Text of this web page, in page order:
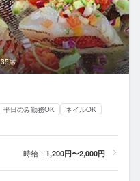
35席
平日のみ勤務OK
ネイルOK
時給： 1,200円〜2,000円